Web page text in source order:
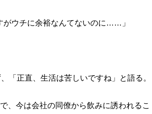
がウチに余裕なんてないのに……」
正直、生活は苦しいですね」と語る。
、今は会社の同僚から飲みに誘われるこ